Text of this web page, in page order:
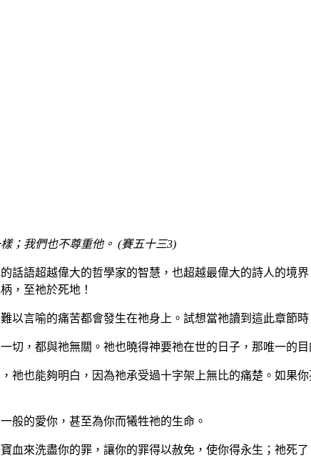
；我們也不尊重他。 (賽五十三3)
話語超越偉大的哲學家的智慧，也超越最偉大的詩人的境
，至祂於死地！
言喻的痛苦都會發生在祂身上。試想當祂讀到這此章節時
，都與祂無關。祂也曉得神要祂在世的日子，那唯一的目
也能夠明白，因為祂承受過十字架上無比的痛楚。如果
般的愛你，甚至為你而犧牲祂的生命。
血來洗盡你的罪，讓你的罪得以赦免，使你得永生；祂死